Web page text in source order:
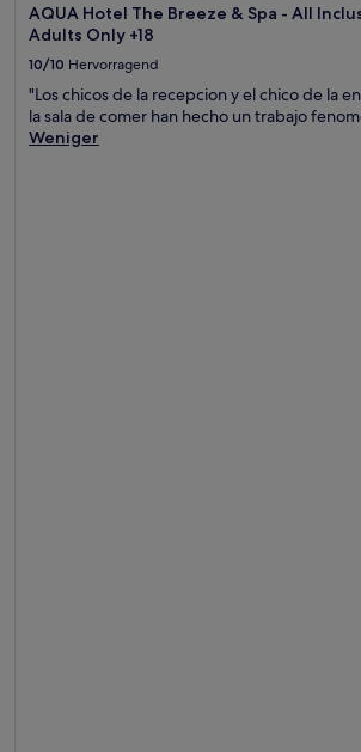
AQUA Hotel The Breeze & Spa - All
Adults Only +18
10/10 Hervorragend
"Los chicos de la recepcion y el chico de la
la sala de comer han hecho un trabajo
Weniger